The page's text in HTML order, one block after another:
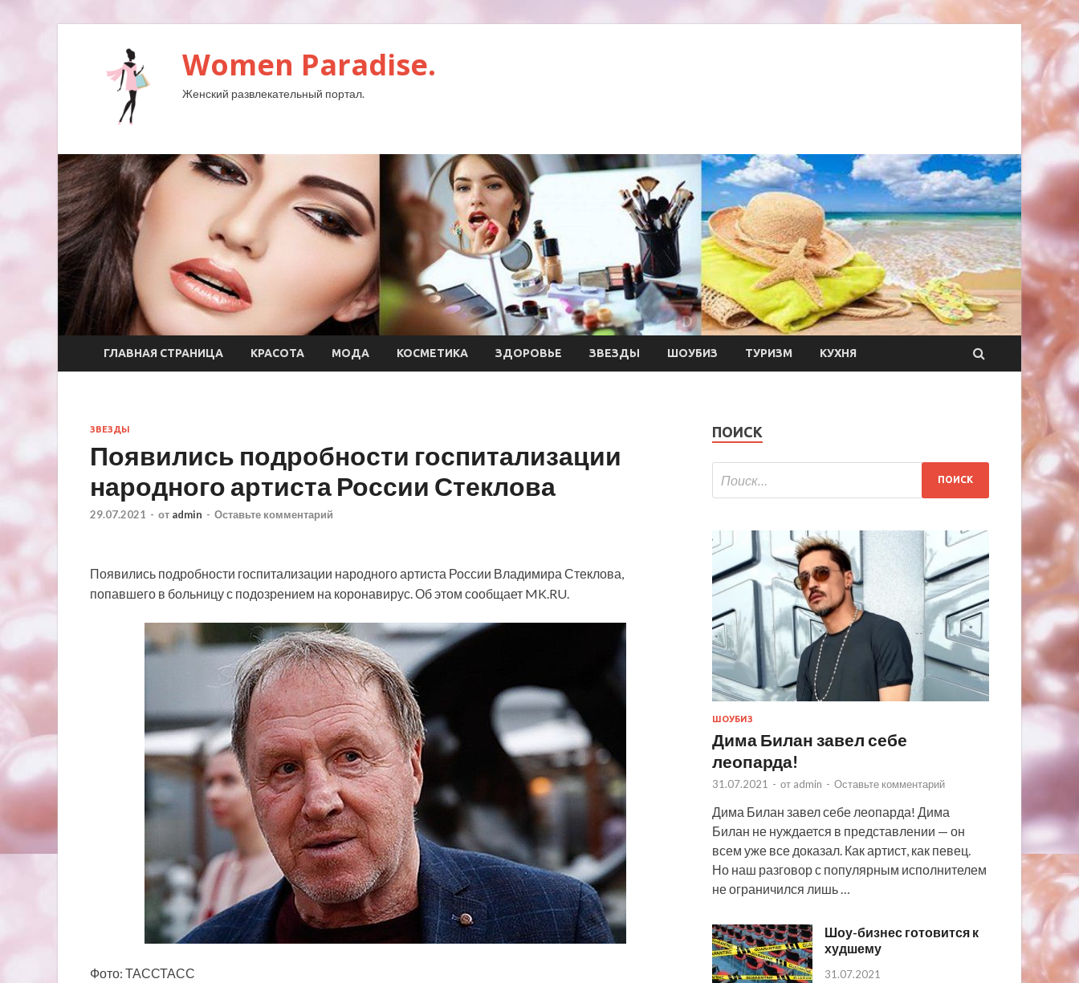
Women Paradise.
Женский развлекательный портал.
ГЛАВНАЯ СТРАНИЦА КРАСОТА МОДА КОСМЕТИКА ЗДОРОВЬЕ ЗВЕЗДЫ ШОУБИЗ ТУРИЗМ КУХНЯ
ЗВЕЗДЫ
Появились подробности госпитализации
народного артиста России Стеклова
29.07.2021 - от admin - Оставьте комментарий
Появились подробности госпитализации народного артиста России Владимира Стеклова,
попавшего в больницу с подозрением на коронавирус. Об этом сообщает MK.RU.
Фото: ТАССТАСС
ПОИСК
ШОУБИЗ
Дима Билан завел себе
леопарда!
31.07.2021 - от admin - Оставьте комментарий
Дима Билан завел себе леопарда! Дима
Билан не нуждается в представлении — он
всем уже все доказал. Как артист, как певец.
Но наш разговор с популярным исполнителем
не ограничился лишь …
Шоу-бизнес готовится к
худшему
31.07.2021